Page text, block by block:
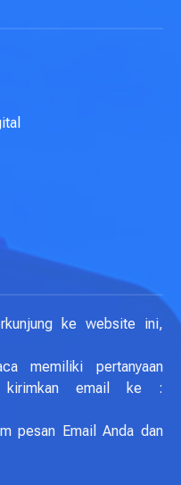
ke website ini,
memiliki pertanyaan
kirimkan email ke :
pesan Email Anda dan